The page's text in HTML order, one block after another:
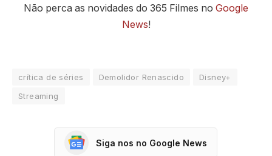
Não perca as novidades do 365 Filmes no Google
News!
crítica de séries Demolidor Renascido
Disney+
Streaming
Siga nos no Google News